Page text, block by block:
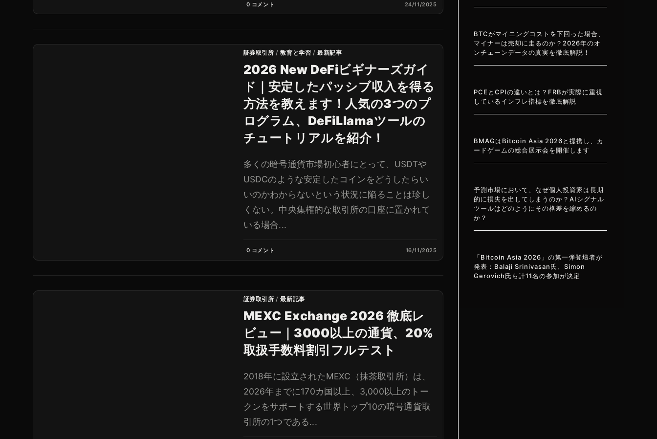
0 コメント 24/11/2025
証券取引所 /教育と学習 /最新記事
2026 New DeFiビギナーズガイ
ド｜安定したパッシブ収入を得る
方法を教えます！人気の3つのプ
ログラム、DeFiLlamaツールの
チュートリアルを紹介！
多くの暗号通貨市場初心者にとって、USDTや
USDCのような安定したコインをどうしたらい
いのかわからないという状況に陥ることは珍し
くない。中央集権的な取引所の口座に置かれて
いる場合...
0 コメント 16/11/2025
証券取引所 /最新記事
MEXC Exchange 2026 徹底レ
ビュー｜3000以上の通貨、20%
取扱手数料割引フルテスト
2018年に設立されたMEXC（抹茶取引所）は、
2026年までに170カ国以上、3,000以上のトー
クンをサポートする世界トップ10の暗号通貨取
引所の1つである...
BTCがマイニングコストを下回った場合、
マイナーは売却に走るのか？2026年のオ
ンチェーンデータの真実を徹底解説！
PCEとCPIの違いとは？FRBが実際に重視
しているインフレ指標を徹底解説
BMAGはBitcoin Asia 2026と提携し、カ
ードゲームの総合展示会を開催します
予測市場において、なぜ個人投資家は長期
的に損失を出してしまうのか？AIシグナル
ツールはどのようにその格差を縮めるの
か？
「Bitcoin Asia 2026」の第一弾登壇者が
発表：Balaji Srinivasan氏、Simon
Gerovich氏ら計11名の参加が決定